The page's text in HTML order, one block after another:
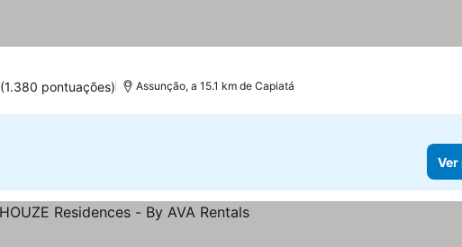
(1.380 pontuações) Assunção, a 15.1 km de Capiatá
Ver